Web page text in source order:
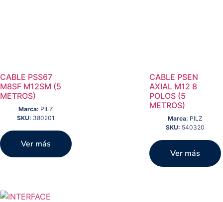
CABLE PSS67
M8SF M12SM (5
METROS)
Marca: PILZ
SKU: 380201
Ver más
CABLE PSEN
AXIAL M12 8
POLOS (5
METROS)
Marca: PILZ
SKU: 540320
Ver más